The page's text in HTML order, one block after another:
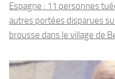
Espagne : 11 personnes
autres portées disparues
brousse dans le village de